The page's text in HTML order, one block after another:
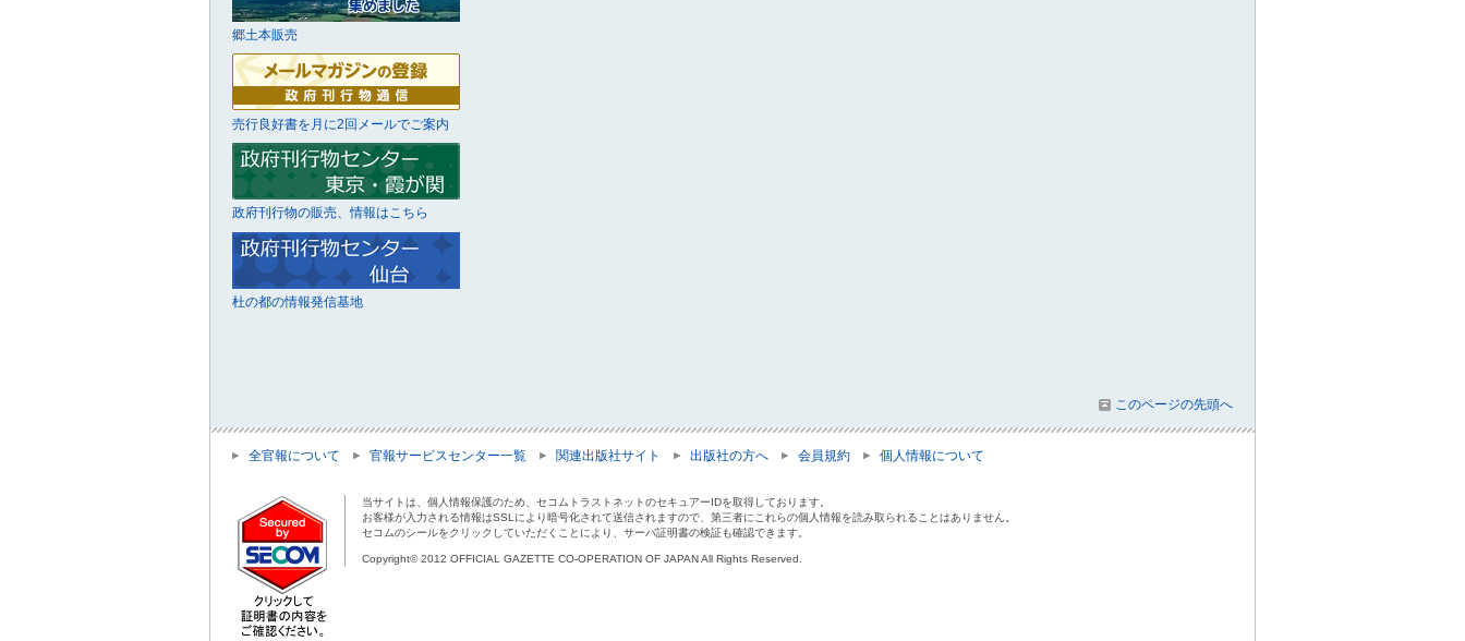
郷土本販売
売行良好書を月に2回メールでご案内
政府刊行物の販売、情報はこちら
杜の都の情報発信基地
このページの先頭へ
全官報について 官報サービスセンター一覧 関連出版社サイト 出版社の方へ 会員規約 個人情報について
当サイトは、個人情報保護のため、セコムトラストネットのセキュアーIDを取得しております。
お客様が入力される情報はSSLにより暗号化されて送信されますので、第三者にこれらの個人情報を読み取られることはありません。
セコムのシールをクリックしていただくことにより、サーバ証明書の検証も確認できます。
Copyright© 2012 OFFICIAL GAZETTE CO-OPERATION OF JAPAN All Rights Reserved.